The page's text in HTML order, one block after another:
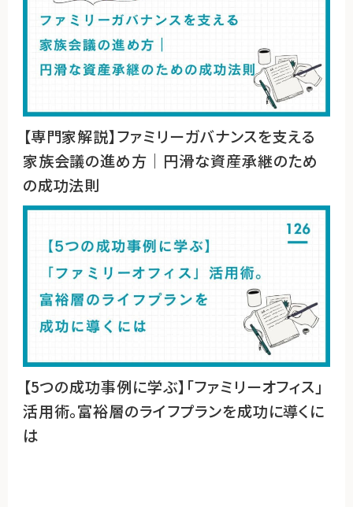
【専門家解説】ファミリーガバナンスを支える
家族会議の進め方｜円滑な資産承継のため
の成功法則
【5つの成功事例に学ぶ】「ファミリーオフィス」
活用術。富裕層のライフプランを成功に導くに
は